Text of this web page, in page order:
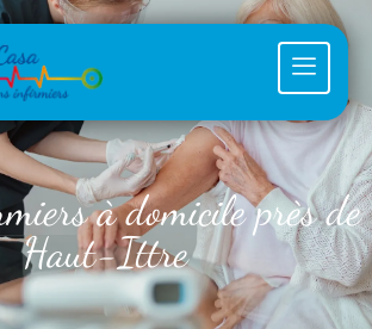
à domicile près de
Haut-Ittre